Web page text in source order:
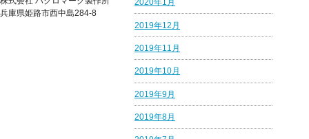
2020年1月
2019年12月
2019年11月
2019年10月
2019年9月
2019年8月
兵庫県姫路市西中島284-8